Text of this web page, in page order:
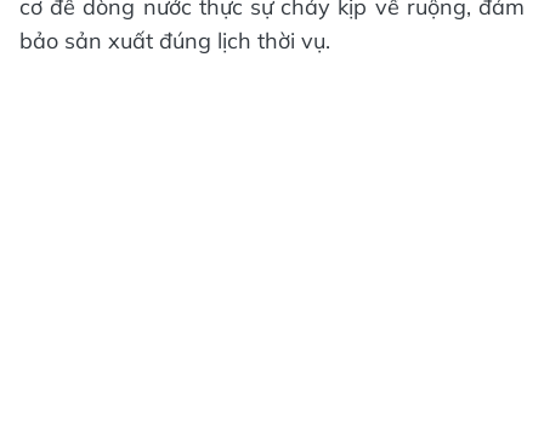
cơ để dòng nước thực sự chảy kịp về ruộng, đảm
bảo sản xuất đúng lịch thời vụ.